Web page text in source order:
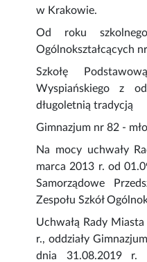
w Krakowie.
Od roku
Ogólnokształcących
Szkołę
Wyspiańskiego z
długoletnią tradycją
Gimnazjum nr 82 -
Na mocy uchwały
marca 2013 r. od
Samorządowe
Zespołu Szkół
Uchwałą Rady
r., oddziały
dnia 31.08.2019 r.